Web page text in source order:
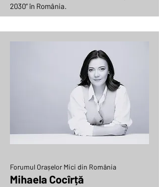
2030” în România.
Forumul Orașelor Mici din România
Mihaela Cocîrță